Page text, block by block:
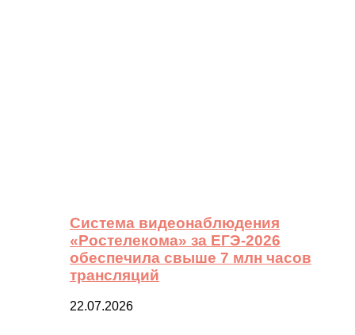
Система видеонаблюдения
«Ростелекома» за ЕГЭ-2026
обеспечила свыше 7 млн часов
трансляций
22.07.2026